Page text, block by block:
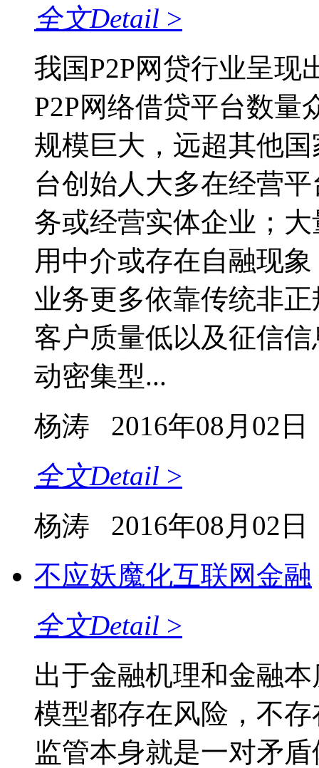
全文Detail >
我国P2P网贷行业呈现
P2P网络借贷平台数量
规模巨大，远超其他
台创始人大多在经营
务或经营实体企业；
用中介或存在自融现
业务更多依靠传统非
客户质量低以及征信
动密集型...
杨涛
2016年08月02日
全文Detail >
杨涛
2016年08月02日
不应妖魔化互联网金融
全文Detail >
出于金融机理和金融
模型都存在风险，不
监管本身就是一对矛